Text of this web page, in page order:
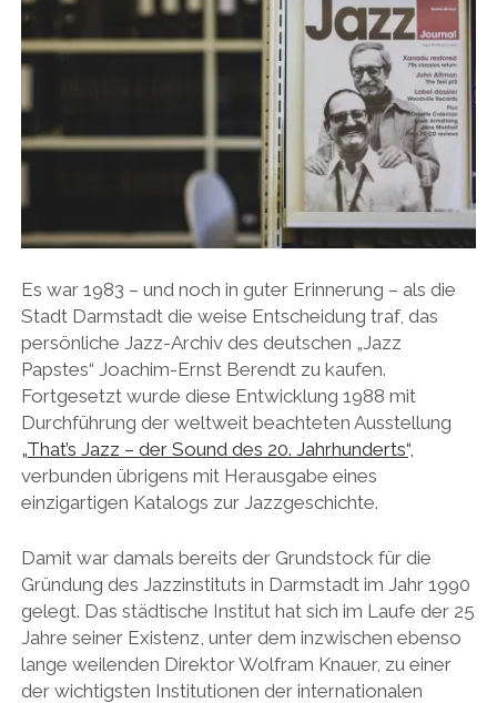
instagram
Es war 1983 – und noch in guter Erinnerung – als die
Stadt Darmstadt die weise Entscheidung traf, das
persönliche Jazz-Archiv des deutschen „Jazz
Papstes“ Joachim-Ernst Berendt zu kaufen.
Fortgesetzt wurde diese Entwicklung 1988 mit
Durchführung der weltweit beachteten Ausstellung
„That’s Jazz – der Sound des 20. Jahrhunderts“,
verbunden übrigens mit Herausgabe eines
einzigartigen Katalogs zur Jazzgeschichte.
Damit war damals bereits der Grundstock für die
Gründung des Jazzinstituts in Darmstadt im Jahr 1990
gelegt. Das städtische Institut hat sich im Laufe der 25
Jahre seiner Existenz, unter dem inzwischen ebenso
lange weilenden Direktor Wolfram Knauer, zu einer
der wichtigsten Institutionen der internationalen